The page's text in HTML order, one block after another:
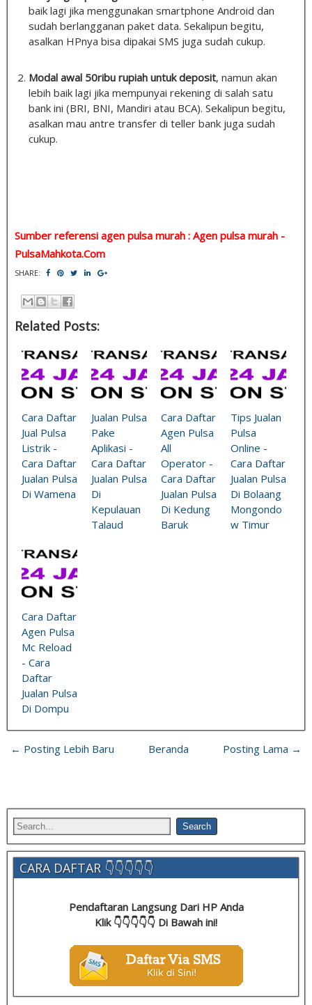
baik lagi jika menggunakan smartphone Android dan
sudah berlangganan paket data. Sekalipun begitu,
asalkan HPnya bisa dipakai SMS juga sudah cukup.
Modal awal 50ribu rupiah untuk deposit, namun akan
lebih baik lagi jika mempunyai rekening di salah satu
bank ini (BRI, BNI, Mandiri atau BCA). Sekalipun begitu,
asalkan mau antre transfer di teller bank juga sudah
cukup.
Sumber referensi agen pulsa murah : Agen pulsa murah -
PulsaMahkota.Com
SHARE:
Related Posts:
Cara Daftar
Jual Pulsa
Listrik -
Cara Daftar
Jualan Pulsa
Di Wamena
Jualan Pulsa
Pake
Aplikasi -
Cara Daftar
Jualan Pulsa
Di
Kepulauan
Talaud
Cara Daftar
Agen Pulsa
All
Operator -
Cara Daftar
Jualan Pulsa
Di Kedung
Baruk
Tips Jualan
Pulsa
Online -
Cara Daftar
Jualan Pulsa
Di Bolaang
Mongondo
w Timur
Cara Daftar
Agen Pulsa
Mc Reload
- Cara
Daftar
Jualan Pulsa
Di Dompu
← Posting Lebih Baru Posting Lama →
Beranda
CARA DAFTAR 👇👇👇👇👇
Pendaftaran Langsung Dari HP Anda
Klik 👇👇👇👇👇 Di Bawah ini!